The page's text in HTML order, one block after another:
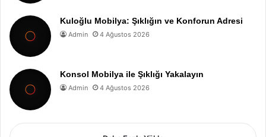
Kuloğlu Mobilya: Şıklığın ve Konforun Adresi
Admin 4 Ağustos 2026
Konsol Mobilya ile Şıklığı Yakalayın
Admin 4 Ağustos 2026